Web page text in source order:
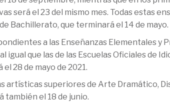
será el 23 del mismo mes. Todas estas
Bachillerato, que terminará el 14 de mayo.
a las Enseñanzas Elementales y
igual que las de las Escuelas Oficiales de
28 de mayo de 2021.
artísticas superiores de Arte Dramático,
también el 18 de junio.